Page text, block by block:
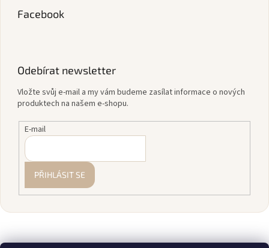
Facebook
Odebírat newsletter
Vložte svůj e-mail a my vám budeme zasílat informace o nových
produktech na našem e-shopu.
E-mail
PŘIHLÁSIT SE